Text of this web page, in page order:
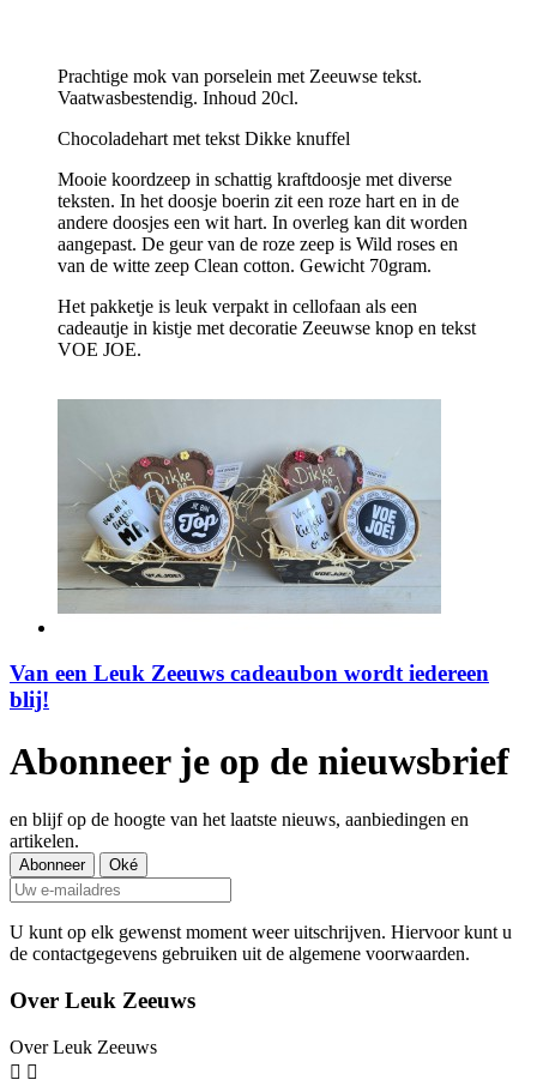
Prachtige mok van porselein met Zeeuwse tekst.
Vaatwasbestendig. Inhoud 20cl.
Chocoladehart met tekst Dikke knuffel
Mooie koordzeep in schattig kraftdoosje met diverse
teksten. In het doosje boerin zit een roze hart en in de
andere doosjes een wit hart. In overleg kan dit worden
aangepast. De geur van de roze zeep is Wild roses en
van de witte zeep Clean cotton. Gewicht 70gram.
Het pakketje is leuk verpakt in cellofaan als een
cadeautje in kistje met decoratie Zeeuwse knop en tekst
VOE JOE.
Van een Leuk Zeeuws cadeaubon wordt iedereen
blij!
Abonneer je op de nieuwsbrief
en blijf op de hoogte van het laatste nieuws, aanbiedingen en
artikelen.
U kunt op elk gewenst moment weer uitschrijven. Hiervoor kunt u
de contactgegevens gebruiken uit de algemene voorwaarden.
Over Leuk Zeeuws
Over Leuk Zeeuws
 